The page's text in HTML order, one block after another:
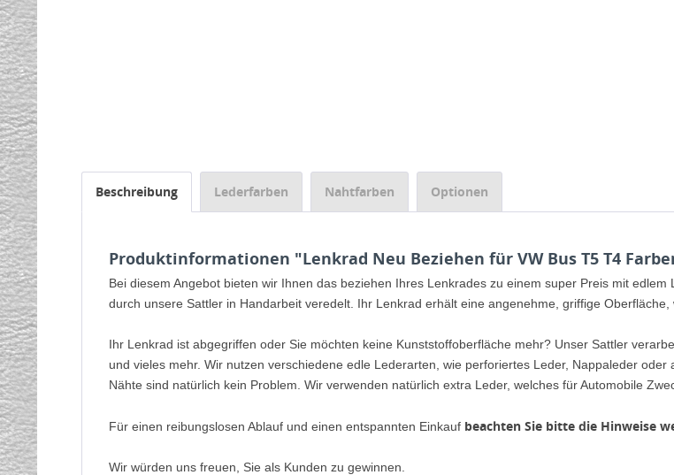
Beschreibung Lederfarben Nahtfarben Optionen
Produktinformationen "Lenkrad Neu Beziehen für VW Bus T5 T4
Bei diesem Angebot bieten wir Ihnen das beziehen Ihres Lenkrades zu einem super Preis mit
durch unsere Sattler in Handarbeit veredelt. Ihr Lenkrad erhält eine angenehme, griffige
Ihr Lenkrad ist abgegriffen oder Sie möchten keine Kunststoffoberfläche mehr? Unser Sattler
und vieles mehr. Wir nutzen verschiedene edle Lederarten, wie perforiertes Leder, Nappaleder
Nähte sind natürlich kein Problem. Wir verwenden natürlich extra Leder, welches für Automobile
Für einen reibungslosen Ablauf und einen entspannten Einkauf beachten Sie bitte die Hinweise
Wir würden uns freuen, Sie als Kunden zu gewinnen.